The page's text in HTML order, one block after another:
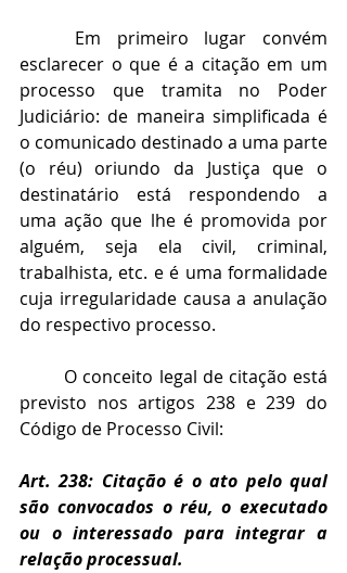
Em primeiro lugar convém
esclarecer o que é a citação em um
processo que tramita no Poder
Judiciário: de maneira simplificada é
o comunicado destinado a uma parte
(o réu) oriundo da Justiça que o
destinatário está respondendo a
uma ação que lhe é promovida por
alguém, seja ela civil, criminal,
trabalhista, etc. e é uma formalidade
cuja irregularidade causa a anulação
do respectivo processo.
O conceito legal de citação está
previsto nos artigos 238 e 239 do
Código de Processo Civil:
Art. 238: Citação é o ato pelo qual
são convocados o réu, o executado
ou o interessado para integrar a
relação processual.